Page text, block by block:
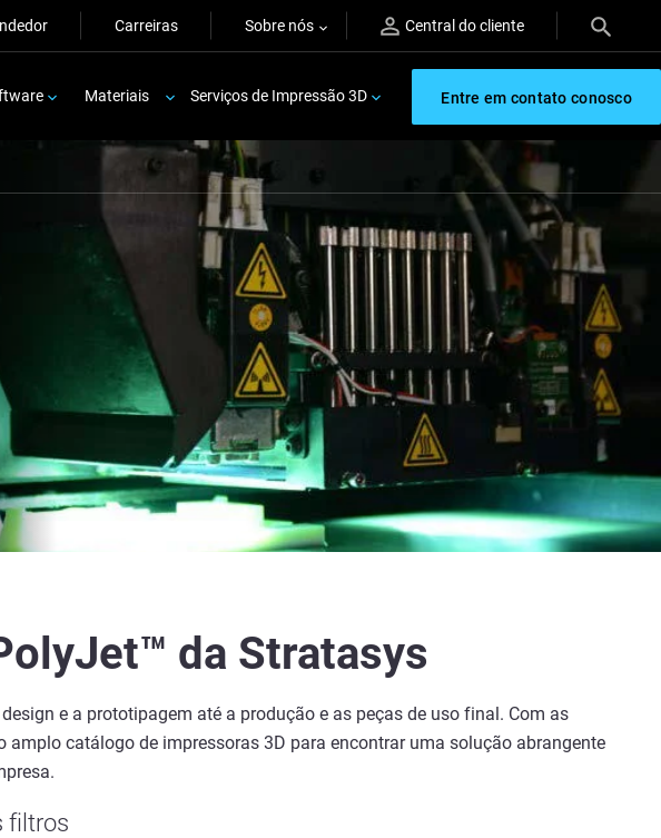
Carreiras Sobre nós Central do cliente
Materiais Serviços de Impressão 3D Entre em contato conosco
da Stratasys
e a prototipagem até a produção e as peças de uso final. Com as
catálogo de impressoras 3D para encontrar uma solução abrangente
filtros